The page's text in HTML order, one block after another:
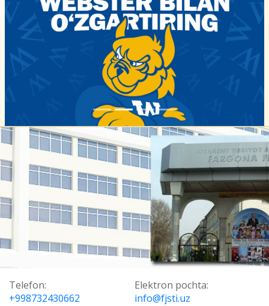
Telefon:
+998732430662
Elektron pochta:
info@fjsti.uz